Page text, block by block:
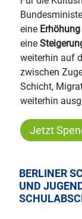
eine
eine
weiterhin auf
zwischen
Schicht,
weiterhin
Jetzt
BERLINER
UND